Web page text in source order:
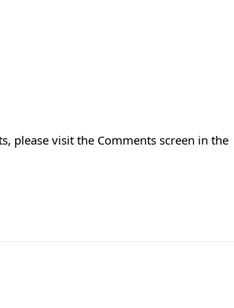
please visit the Comments screen in the